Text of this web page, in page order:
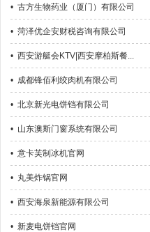
• 古方生物药业（厦门）有限公司
• 菏泽优企安财税咨询有限公司
• 西安游艇会KTV|西安摩柏斯餐...
• 成都锋佰利绞肉机有限公司
• 北京新光电饼铛有限公司
• 山东澳斯门窗系统有限公司
• 意卡芙制冰机官网
• 丸美炸锅官网
• 西安海泉新能源有限公司
• 新麦电饼铛官网